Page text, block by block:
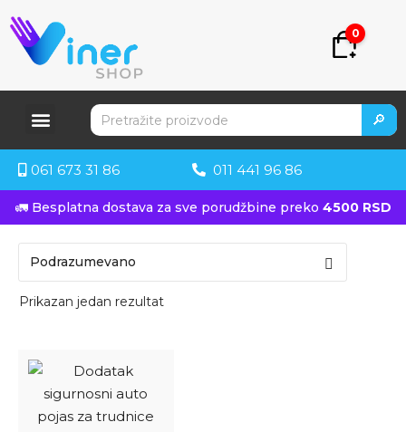
0
🔎
061 673 31 86 011 441 96 86
🚛 Besplatna dostava za sve porudžbine preko 4500 RSD
Prikazan jedan rezultat